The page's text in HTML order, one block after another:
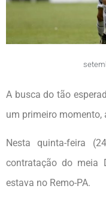
A busca do tão
um primeiro momento,
Nesta quinta-feira
contratação do meia
estava no Remo-PA.